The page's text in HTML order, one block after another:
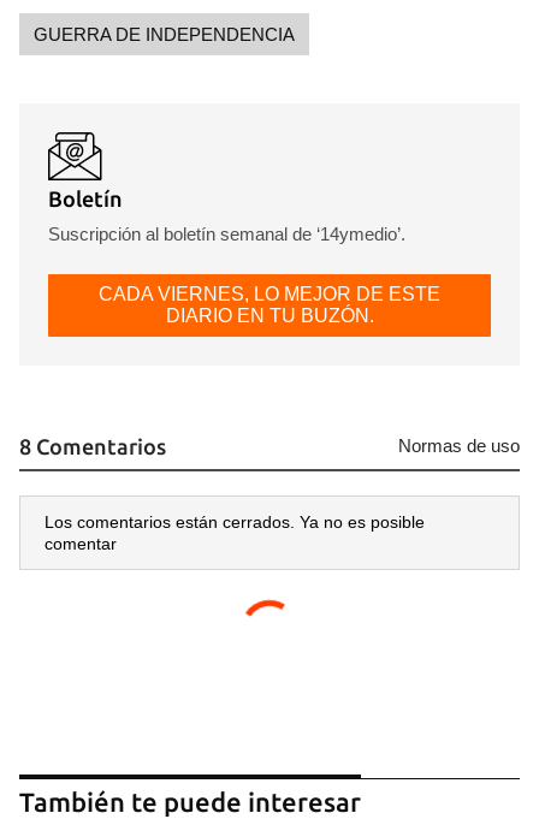
iniciar sesión con tu cuenta de 14ymedio.
GUERRA DE INDEPENDENCIA
Boletín
Suscripción al boletín semanal de ‘14ymedio’.
CADA VIERNES, LO MEJOR DE ESTE
DIARIO EN TU BUZÓN.
8 Comentarios Normas de uso
Los comentarios están cerrados. Ya no es posible
comentar
También te puede interesar